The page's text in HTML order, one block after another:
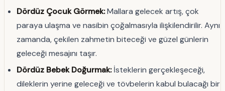
Dördüz Çocuk Görmek:Mallara gelecek artış, çok
paraya ulaşma ve nasibin çoğalmasıyla ilişkilendirilir. Aynı
zamanda, çekilen zahmetin biteceği ve güzel günlerin
geleceği mesajını taşır.
Dördüz Bebek Doğurmak:İsteklerin gerçekleşeceği,
dileklerin yerine geleceği ve tövbelerin kabul bulacağı bir